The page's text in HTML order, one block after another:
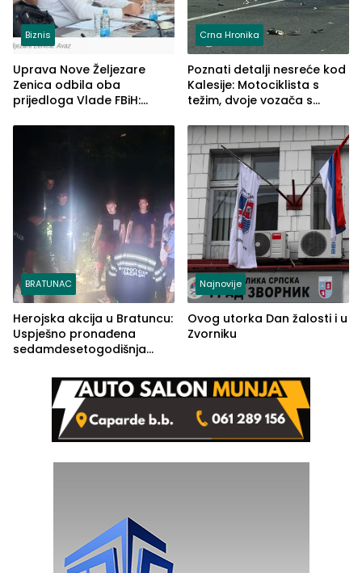
Biznis
Uprava Nove Željezare
Zenica odbila oba
prijedloga Vlade FBiH:
rješenje
Crna Hronika
Poznati detalji nesreće kod
Kalesije: Motociklista s
težim, dvoje vozača s
BRATUNAC
Herojska akcija u Bratuncu:
Uspješno pronađena
sedamdesetogodišnja
Kravice.
Najnovije
Ovog utorka Dan žalosti i u
Zvorniku